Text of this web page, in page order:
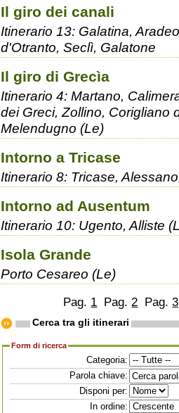
Il giro dei canali
Itinerario 13: Galatina,
d'Otranto, Seclì, Galatone
Il giro di Grecìa
Itinerario 4: Martano,
dei Greci, Zollino, Corigliano
Melendugno (Le)
Intorno a Tricase
Itinerario 8: Tricase,
Intorno ad Ausentum
Itinerario 10: Ugento, Alliste
Isola Grande
Porto Cesareo (Le)
Pag. 1 Pag.2 Pag.3
Cerca tra gli itinerari
Form di ricerca
Categoria:
Parola chiave:
Disponi per:
In ordine: